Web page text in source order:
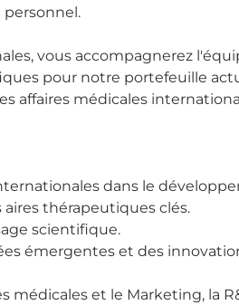
vous accompagnerez
pour notre portefeuille
affaires médicales
dans le
thérapeutiques clés.
scientifique.
émergentes et des
et le Marketing, la